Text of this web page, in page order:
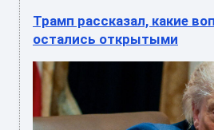
Трамп рассказал, какие
остались открытыми